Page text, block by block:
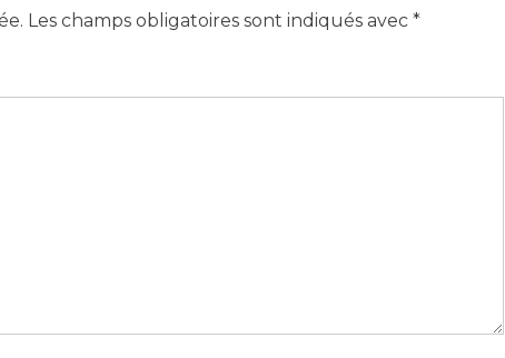
Les champs obligatoires sont indiqués avec *